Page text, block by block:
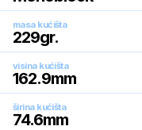
masa kućišta
229gr.
visina kućišta
162.9mm
širina kućišta
74.6mm